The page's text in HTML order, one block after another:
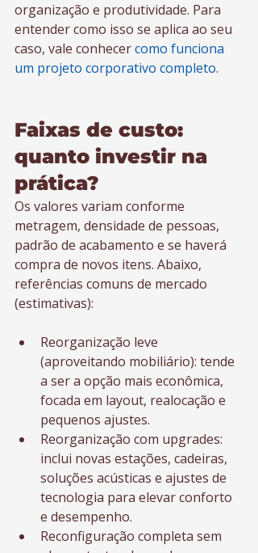
organização e produtividade. Para
entender como isso se aplica ao seu
caso, vale conhecer como funciona
um projeto corporativo completo.
Faixas de custo:
quanto investir na
prática?
Os valores variam conforme
metragem, densidade de pessoas,
padrão de acabamento e se haverá
compra de novos itens. Abaixo,
referências comuns de mercado
(estimativas):
Reorganização leve
(aproveitando mobiliário): tende
a ser a opção mais econômica,
focada em layout, realocação e
pequenos ajustes.
Reorganização com upgrades:
inclui novas estações, cadeiras,
soluções acústicas e ajustes de
tecnologia para elevar conforto
e desempenho.
Reconfiguração completa sem